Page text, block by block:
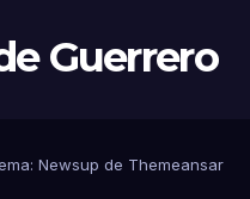
Guerrero
Newsup de Themeansar